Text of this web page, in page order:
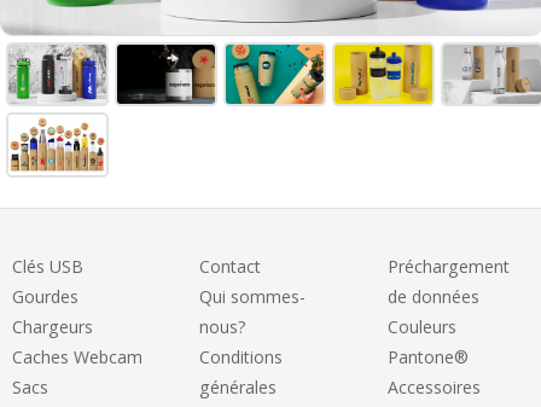
Clés USB
Gourdes
Chargeurs
Caches Webcam
Sacs
Contact
Qui sommes-
nous?
Conditions
générales
Préchargement
de données
Couleurs
Pantone®
Accessoires